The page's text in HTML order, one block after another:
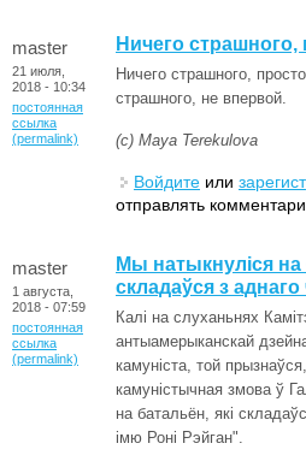
master
21 июля,
2018 - 10:34
постоянная
ссылка
(permalink)
Ничего
Ничего страшного,
страшного, не впервой.
(с) Maya Terekulova
Войдите или
отправлять
master
1 августа,
2018 - 07:59
постоянная
ссылка
(permalink)
Мы натыкнуліся на
складаўся з аднаго
Калі на слуханьнях
антыамерыканскай
камуніста, той
камуністычная змова ў
на батальён, які
імю Роні Рэйган".